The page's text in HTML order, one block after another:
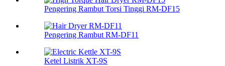
Pengering Rambut Torsi Tinggi RM-DF15
Pengering Rambut RM-DF11
Ketel Listrik XT-9S